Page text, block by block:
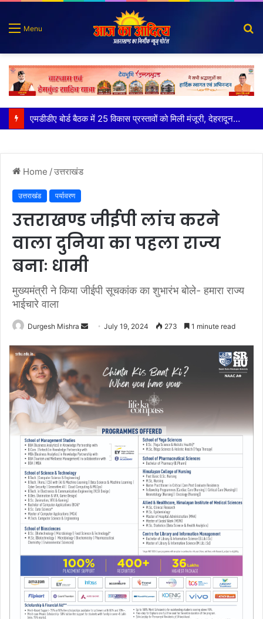
Menu
कृष्णा हाउसकीपिंग के मालिक दीपक जायसवाल विनोद नौटियाल आदि पर मुकदमा दर्ज
Home /उत्तराखंड
उत्तराखंड पर्यावरण
उत्तराखण्ड जीईपी लांच करने
वाला दुनिया का पहला राज्य
बनाः धामी
मुख्यमंत्री ने किया जीईपी सूचकांक का शुभारंभ बोले- हमारा राज्य
भाईचारे वाला
Durgesh Mishra
Send
email
July 19, 2024 273 1 minute read